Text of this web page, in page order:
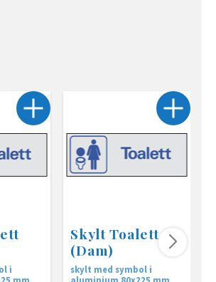
i
Skylt Toalett
(Dam)
skylt med symbol i